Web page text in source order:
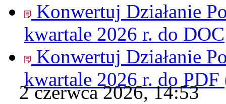
Konwertuj Działanie
kwartale 2026 r. do DOC
Konwertuj Działanie
kwartale 2026 r. do PDF
2 czerwca 2026, 14:53